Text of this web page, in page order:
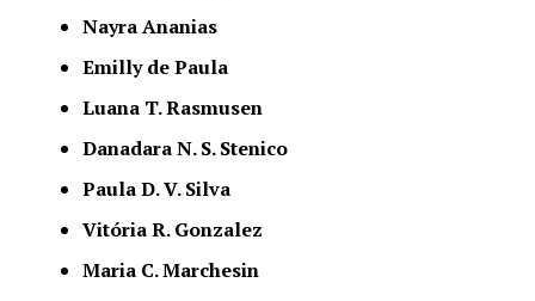
Nayra Ananias
Emilly de Paula
Luana T. Rasmusen
Danadara N. S. Stenico
Paula D. V. Silva
Vitória R. Gonzalez
Maria C. Marchesin